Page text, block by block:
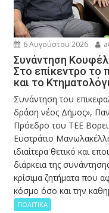
6 Αυγούστου 2026
Συνάντηση
Στο επίκεντρο το
και το
Συνάντηση του
δράση νέος Δήμος»,
Πρόεδρο του ΤΕΕ
Ευστράτιο
ιδιαίτερα θετικό και
διάρκεια της
κρίσιμα ζητήματα που
κόσμο όσο και την
ΠΟΛΙΤΙΚΑ